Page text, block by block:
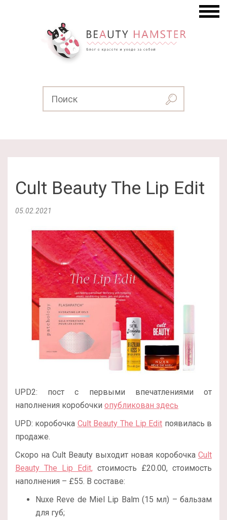
Cult Beauty The Lip Edit
05.02.2021
UPD2: пост с первыми впечатлениями от
наполнения коробочки опубликован здесь
UPD: коробочка Cult Beauty The Lip Edit появилась в
продаже.
Скоро на Cult Beauty выходит новая коробочка Cult
Beauty The Lip Edit, стоимость £20.00, стоимость
наполнения – £55. В составе:
Nuxe Reve de Miel Lip Balm (15 мл) – бальзам
для губ;